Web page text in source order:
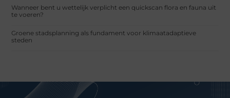
Wanneer bent u wettelijk verplicht een quickscan flora en fauna uit
te voeren?
Groene stadsplanning als fundament voor klimaatadaptieve
steden